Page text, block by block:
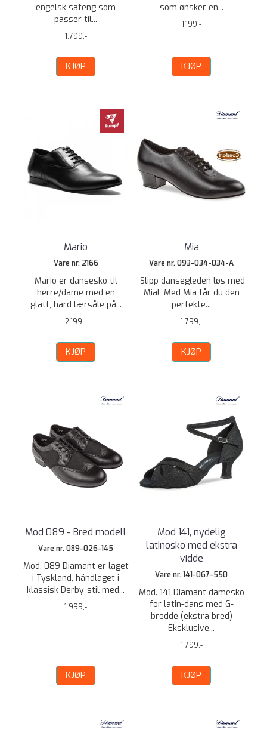
engelsk sateng som
passer til...
1.799,-
KJØP
som ønsker en...
1.199,-
KJØP
Mario
Vare nr. 2166
Mario er dansesko til
herre/dame med en
glatt, hard lærsåle på...
2.199,-
KJØP
Mia
Vare nr. 093-034-034-A
Slipp dansegleden løs med
Mia! Med Mia får du den
perfekte...
1.799,-
KJØP
Mod 089 - Bred modell
Vare nr. 089-026-145
Mod. 089 Diamant er laget
i Tyskland, håndlaget i
klassisk Derby-stil med...
1.999,-
KJØP
Mod 141, nydelig
latinosko med ekstra
vidde
Vare nr. 141-067-550
Mod. 141 Diamant damesko
for latin-dans med G-
bredde (ekstra bred)
Eksklusive...
1.799,-
KJØP